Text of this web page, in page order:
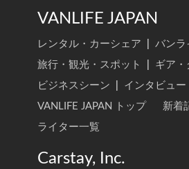
VANLIFE JAPAN
レンタル・カーシェア バンラ
旅行・観光・スポット
ギア・
ビジネスシーン
インタビュ
VANLIFE JAPAN トップ
新着
ライター一覧
Carstay, Inc.